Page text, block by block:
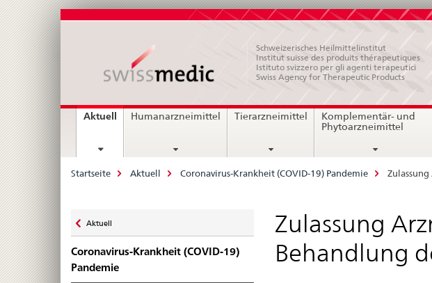
Schweizerisches Heilmittelinstitut
Institut suisse des produits thérapeutiques
Istituto svizzero per gli agenti terapeutici
Swiss Agency for Therapeutic Products
Hauptnavigation
Aktuell current
Humanarzneimittel Tierarzneimittel
Komplementär- und
Phytoarzneimittel
Breadcrumb
Startseite Aktuell Coronavirus-Krankheit (COVID-19) Pandemie
zu
Aktuell
Coronavirus-Krankheit (COVID-19)
Pandemie
Zulassung
Behandlung